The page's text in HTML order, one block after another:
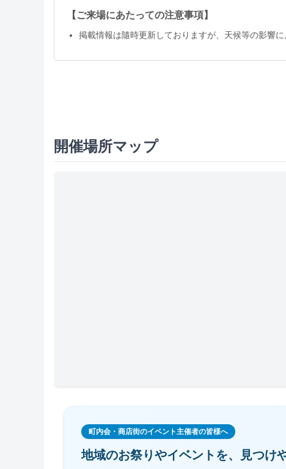
【ご来場にあたっての注意事項】
掲載情報は隨時更新しておりますが、天候等の影響
開催場所マップ
町内会・商店街のイベント主催者の皆様へ
地域のお祭りやイベントを、 見つけ